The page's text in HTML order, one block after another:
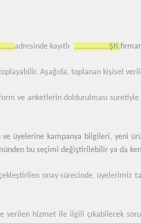
adresinde kayıtlı ……………….Şti.
Aşağıda, toplanan kişisel
ve anketlerin doldurulması
ve üyelerine kampanya bilgileri, yeni
bu seçimi değiştirilebilir ya da
onay sürecinde, üyelerimiz
verilen hizmet ile ilgili çıkabilecek